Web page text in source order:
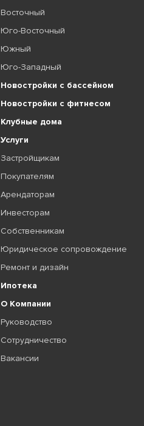
Восточный
Юго-Восточный
Южный
Юго-Западный
Новостройки с бассейном
Новостройки с фитнесом
Клубные дома
Услуги
Застройщикам
Покупателям
Арендаторам
Инвесторам
Собственникам
Юридическое сопровождение
Ремонт и дизайн
Ипотека
О Компании
Руководство
Сотрудничество
Вакансии